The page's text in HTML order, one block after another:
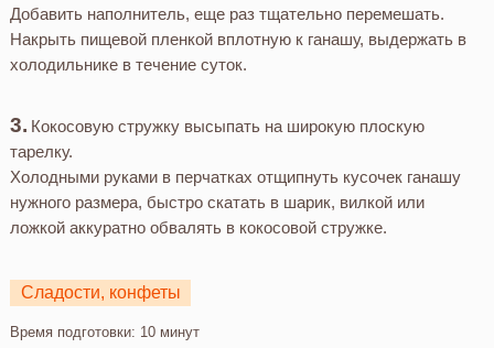
Добавить наполнитель, еще раз тщательно перемешать.
Накрыть пищевой пленкой вплотную к ганашу, выдержать в
холодильнике в течение суток.
Кокосовую стружку высыпать на широкую плоскую
тарелку.
Холодными руками в перчатках отщипнуть кусочек ганашу
нужного размера, быстро скатать в шарик, вилкой или
ложкой аккуратно обвалять в кокосовой стружке.
Сладости, конфеты
Время подготовки: 10 минут